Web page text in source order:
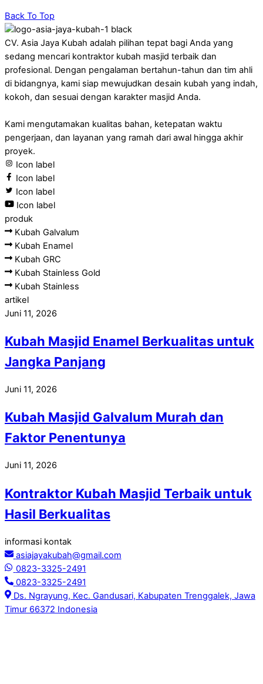
Back To Top
CV. Asia Jaya Kubah adalah pilihan tepat bagi Anda yang
sedang mencari kontraktor kubah masjid terbaik dan
profesional. Dengan pengalaman bertahun-tahun dan tim ahli
di bidangnya, kami siap mewujudkan desain kubah yang indah,
kokoh, dan sesuai dengan karakter masjid Anda.
Kami mengutamakan kualitas bahan, ketepatan waktu
pengerjaan, dan layanan yang ramah dari awal hingga akhir
proyek.
Icon label
Icon label
Icon label
Icon label
produk
Kubah Galvalum
Kubah Enamel
Kubah GRC
Kubah Stainless Gold
Kubah Stainless
artikel
Juni 11, 2026
Kubah Masjid Enamel Berkualitas untuk
Jangka Panjang
Juni 11, 2026
Kubah Masjid Galvalum Murah dan
Faktor Penentunya
Juni 11, 2026
Kontraktor Kubah Masjid Terbaik untuk
Hasil Berkualitas
informasi kontak
asiajayakubah@gmail.com
0823-3325-2491
0823-3325-2491
Ds. Ngrayung, Kec. Gandusari, Kabupaten Trenggalek, Jawa
Timur 66372 Indonesia